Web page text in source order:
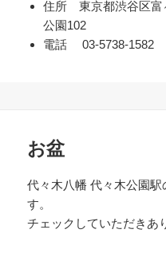
住所 東京都渋谷区富
公園102
電話 03-5738-1582
お盆
代々木八幡 代々木公園
す。
チェックしていただきあ